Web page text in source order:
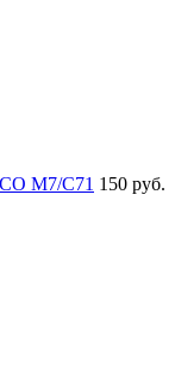
M7/C71 150 руб.